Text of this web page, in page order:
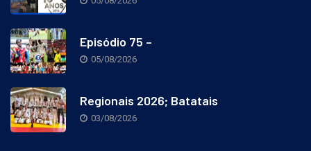
05/08/2026
Episódio 75 –
05/08/2026
Regionais 2026; Batatais
03/08/2026